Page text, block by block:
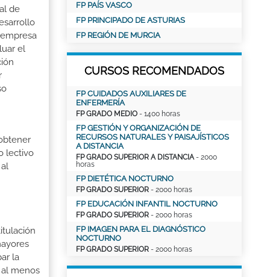
de
el
lectivo
la
menos
FP PAÍS VASCO
FP PRINCIPADO DE ASTURIAS
FP REGIÓN DE MURCIA
CURSOS RECOMENDADOS
FP CUIDADOS AUXILIARES DE
ENFERMERÍA
FP GRADO MEDIO - 1400 horas
FP GESTIÓN Y ORGANIZACIÓN DE
RECURSOS NATURALES Y PAISAJÍSTICOS
A DISTANCIA
FP GRADO SUPERIOR A DISTANCIA- 2000
horas
FP DIETÉTICA NOCTURNO
FP GRADO SUPERIOR - 2000 horas
FP EDUCACIÓN INFANTIL NOCTURNO
FP GRADO SUPERIOR - 2000 horas
FP IMAGEN PARA EL DIAGNÓSTICO
NOCTURNO
FP GRADO SUPERIOR - 2000 horas